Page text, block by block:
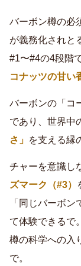
バーボン樽の必
が義務化されと
#1〜#4の4段階
コナッツの甘い
バーボンの「コ
であり、世界中
さ」 を支える縁
チャーを意識し
ズマーク（#3）
「同じバーボ
て体験できるで。
樽の科学への入
で。